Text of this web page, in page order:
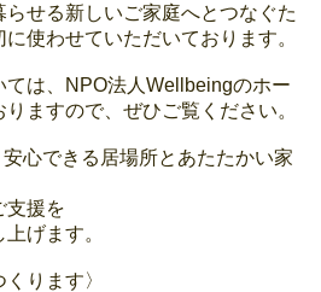
らせる新しいご家庭へとつなぐた
使わせていただいております。
ては、NPO法人Wellbeingのホー
ますので、ぜひご覧ください。
心できる居場所とあたたかい家
支援を
げます。
ります〉